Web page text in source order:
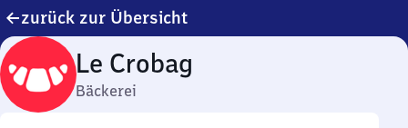
zurück zur Übersicht
Le Crobag
Bäckerei